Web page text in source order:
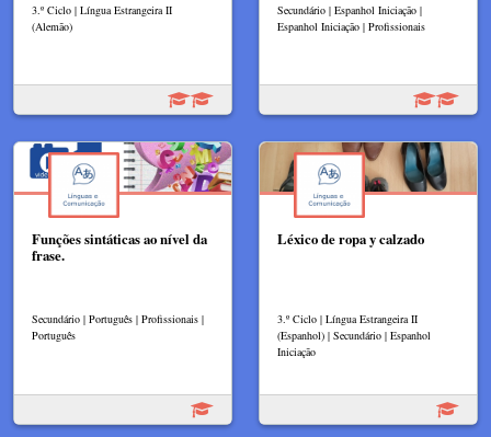
3.º Ciclo | Língua Estrangeira II
(Alemão)
Secundário | Espanhol Iniciação |
Espanhol Iniciação | Profissionais
Funções sintáticas ao nível da
frase.
Secundário | Português | Profissionais |
Português
Léxico de ropa y calzado
3.º Ciclo | Língua Estrangeira II
(Espanhol) | Secundário | Espanhol
Iniciação